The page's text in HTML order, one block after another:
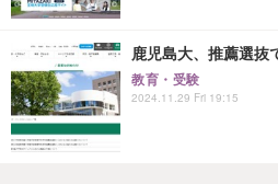
鹿児島大、推薦選
教育・受験
2024.11.29 Fri 19:15